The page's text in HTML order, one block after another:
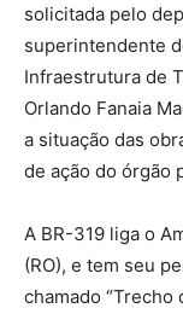
solicitada pelo
superintendente
Infraestrutura de
Orlando Fanaia
a situação das
de ação do órgão
A BR-319 liga o
(RO), e tem seu
chamado “Trecho